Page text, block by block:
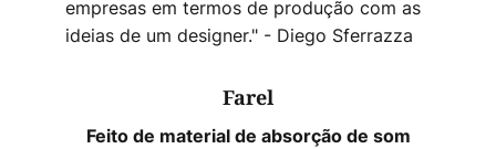
empresas em termos de produção com as
ideias de um designer." - Diego Sferrazza
Farel
Feito de material de absorção de som